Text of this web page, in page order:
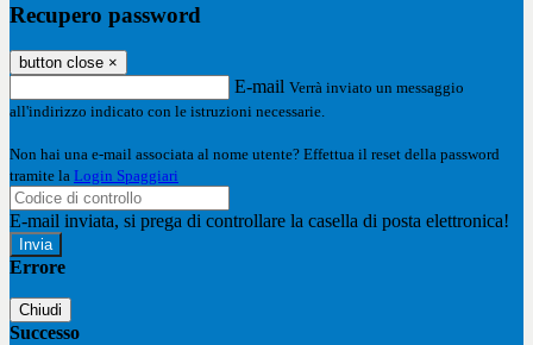
Recupero password
button close ×
E-mail Verrà inviato un messaggio
all'indirizzo indicato con le istruzioni necessarie.
Non hai una e-mail associata al nome utente? Effettua il reset della password
tramite la Login Spaggiari
E-mail inviata, si prega di controllare la casella di posta elettronica!
Errore
Chiudi
Successo